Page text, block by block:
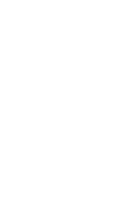
des
page est
ingénieux qui